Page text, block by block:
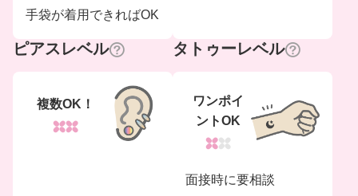
手袋が着用できればOK
ピアスレベル
複数OK！
タトゥーレベル
ワンポイ
ントOK
面接時に要相談